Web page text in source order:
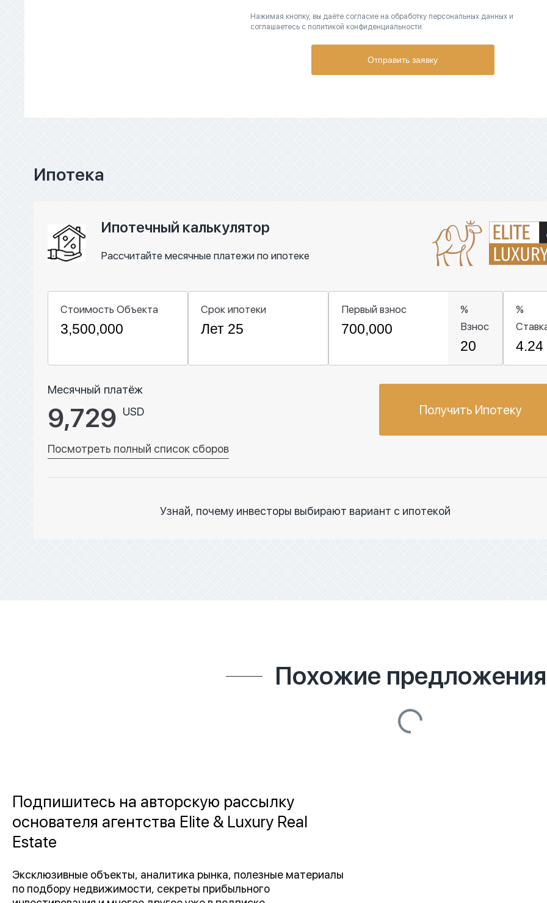
Нажимая кнопку, вы даёте согласие на обработку персональных данных и
соглашаетесь с политикой конфиденциальности.
Отправить заявку
Ипотека
Ипотечный калькулятор
Рассчитайте месячные платежи по ипотеке
Стоимость Объекта Срок ипотеки Первый взнос
%
Взнос
%
Месячный платёж
9,729 USD
Посмотреть полный список сборов
Получить Ипотеку
Узнай, почему инвесторы выбирают вариант с ипотекой
Похожие предложения
Подпишитесь на авторскую рассылку
основателя агентства Elite & Luxury Real
Estate
Эксклюзивные объекты, аналитика рынка, полезные материалы
по подбору недвижимости, секреты прибыльного